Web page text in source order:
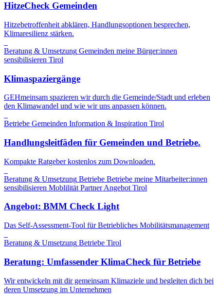
HitzeCheck Gemeinden
Hitzebetroffenheit abklären, Handlungsoptionen besprechen,
Klimaresilienz stärken.
Beratung & Umsetzung Gemeinden meine Bürger:innen
sensibilisieren Tirol
Klimaspaziergänge
GEHmeinsam spazieren wir durch die Gemeinde/Stadt und erleben
den Klimawandel und wie wir uns anpassen können.
Betriebe Gemeinden Information & Inspiration Tirol
Handlungsleitfäden für Gemeinden und Betriebe.
Kompakte Ratgeber kostenlos zum Downloaden.
Beratung & Umsetzung Betriebe Betriebe meine Mitarbeiter:innen
sensibilisieren Moblilität Partner Angebot Tirol
Angebot: BMM Check Light
Das Self-Assessment-Tool für Betriebliches Mobilitätsmanagement
Beratung & Umsetzung Betriebe Tirol
Beratung: Umfassender KlimaCheck für Betriebe
Wir entwickeln mit dir gemeinsam Klimaziele und begleiten dich bei
deren Umsetzung im Unternehmen